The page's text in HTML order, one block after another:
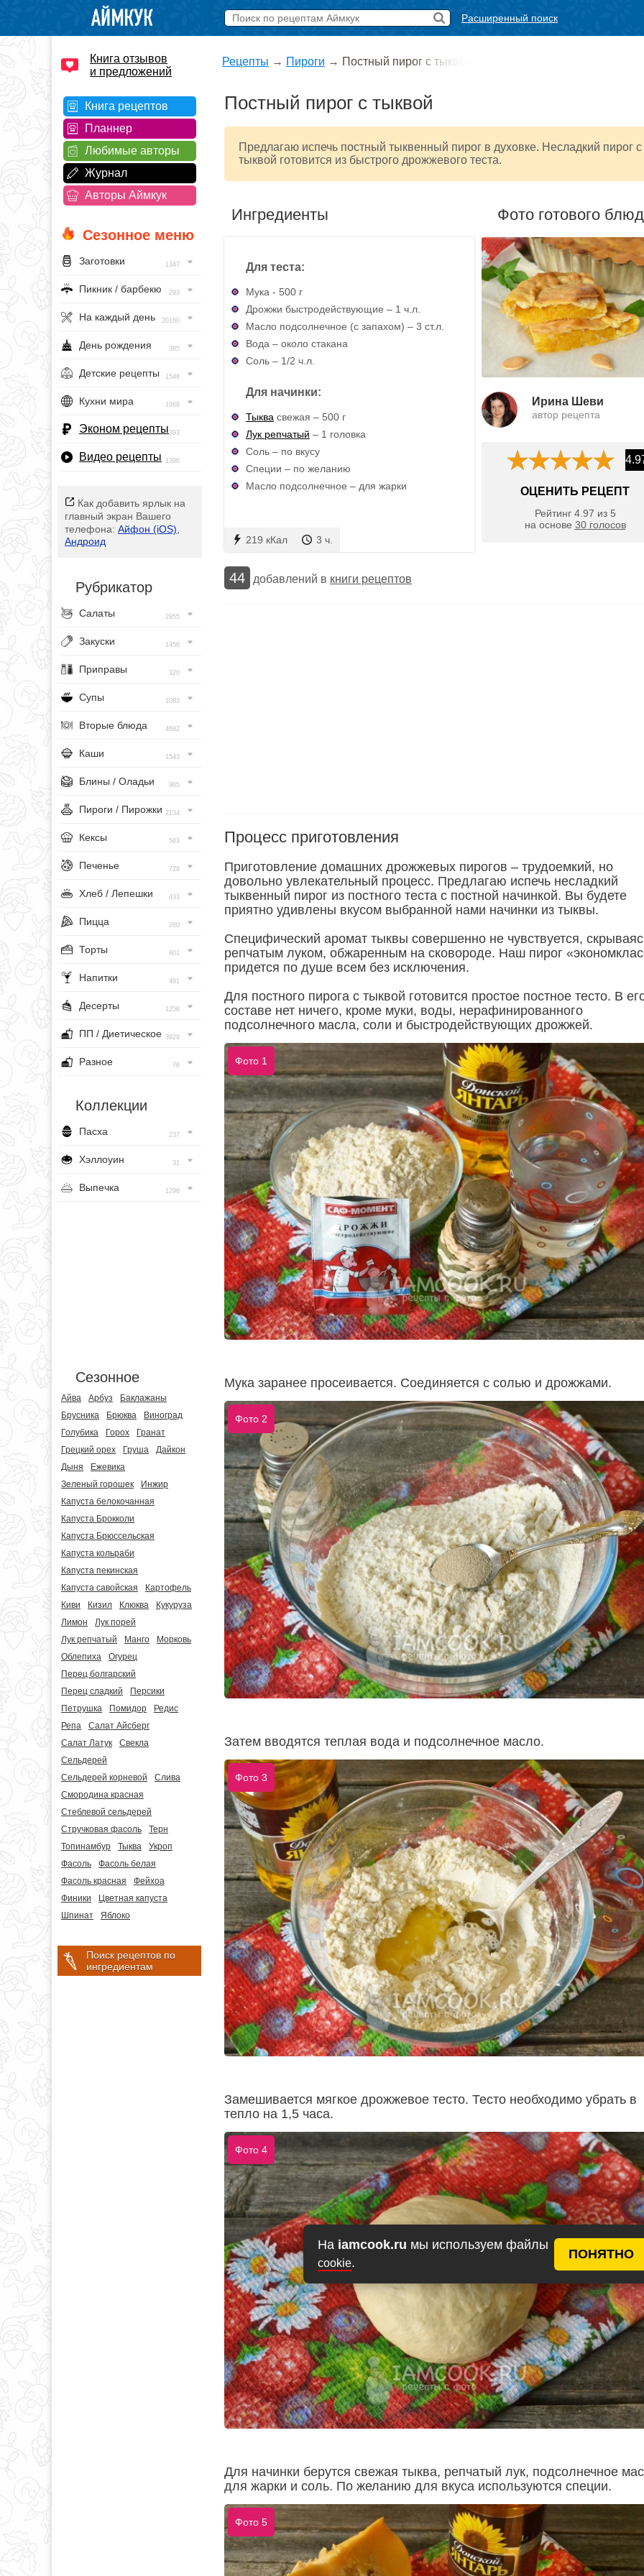
На iamcook.ru мы используем файлы
cookie.
ПОНЯТНО
Расширенный поиск
Книга отзывов
и предложений
Книга рецептов
Планнер
Любимые авторы
Журнал
Авторы Аймкук
Сезонное меню
Заготовки 1347
Пикник / барбекю 293
На каждый день 20160
День рождения 385
Детские рецепты 1548
Кухни мира 1968
Эконом рецепты393
Видео рецепты 1396
Как добавить ярлык на
главный экран Вашего
телефона: Айфон (iOS)
Андроид
Рубрикатор
Салаты 2955
Закуски 1456
Приправы 320
Супы 1083
Вторые блюда 4682
Каши 1543
Блины / Оладьи 965
Пироги / Пирожки 2134
Кексы 563
Печенье 728
Хлеб / Лепешки 433
Пицца 260
Торты 801
Напитки 491
Десерты 1256
ПП / Диетическое 3929
Разное 76
Коллекции
Пасха 237
Хэллоуин 31
Выпечка 1296
Сезонное
Айва Арбуз
Баклажаны
Брусника
Брюква
Виноград
Голубика
Горох
Гранат
Грецкий орех
Груша
Дайкон
Дыня
Ежевика
Зеленый горошек
Инжир
Капуста белокочанная
Капуста Брокколи
Капуста Брюссельская
Капуста кольраби
Капуста пекинская
Капуста савойская
Картофель
Киви
Кизил Клюква
Кукуруза
Лимон
Лук порей
Лук репчатый
Манго
Морковь
Облепиха
Огурец
Перец болгарский
Перец сладкий
Персики
Петрушка
Помидор
Редис
Репа
Салат Айсберг
Салат Латук
Свекла
Сельдерей
Сельдерей корневой
Слива
Смородина красная
Стеблевой сельдерей
Стручковая фасоль
Терн
Топинамбур
Тыква
Укроп
Фасоль
Фасоль белая
Фасоль красная
Фейхоа
Финики
Цветная капуста
Шпинат
Яблоко
Поиск рецептов по
ингредиентам
Рецепты → Пироги → Постный пирог с тыквой
Постный пирог с тыквой
Предлагаю испечь постный тыквенный пирог в духовке. Несладкий пирог с
тыквой готовится из быстрого дрожжевого теста.
Ингредиенты
Для теста:
Мука - 500 г
Дрожжи быстродействующие – 1 ч.л.
Масло подсолнечное (с запахом) – 3 ст.л.
Вода – около стакана
Соль – 1/2 ч.л.
Для начинки:
Тыква свежая – 500 г
Лук репчатый – 1 головка
Соль – по вкусу
Специи – по желанию
Масло подсолнечное – для жарки
219 кКал 3 ч.
Фото готового
Ирина Шеви
автор рецепта
ОЦЕНИТЬ РЕЦЕПТ
Рейтинг 4.97 из 5
на основе 30голосов
44 добавлений в книги рецептов
Процесс приготовления
Приготовление домашних дрожжевых пирогов – трудоемкий, но
довольно увлекательный процесс. Предлагаю испечь несладкий
тыквенный пирог из постного теста с постной начинкой. Вы будете
приятно удивлены вкусом выбранной нами начинки из тыквы.
Специфический аромат тыквы совершенно не чувствуется,
репчатым луком, обжаренным на сковороде. Наш пирог
придется по душе всем без исключения.
Для постного пирога с тыквой готовится простое постное тесто. В
составе нет ничего, кроме муки, воды, нерафинированного
подсолнечного масла, соли и быстродействующих дрожжей.
Фото 1
Мука заранее просеивается. Соединяется с солью и дрожжами.
Фото 2
Затем вводятся теплая вода и подсолнечное масло.
Фото 3
Замешивается мягкое дрожжевое тесто. Тесто необходимо убрать в
тепло на 1,5 часа.
Фото 4
Для начинки берутся свежая тыква, репчатый лук, подсолнечное
для жарки и соль. По желанию для вкуса используются специи.
Фото 5